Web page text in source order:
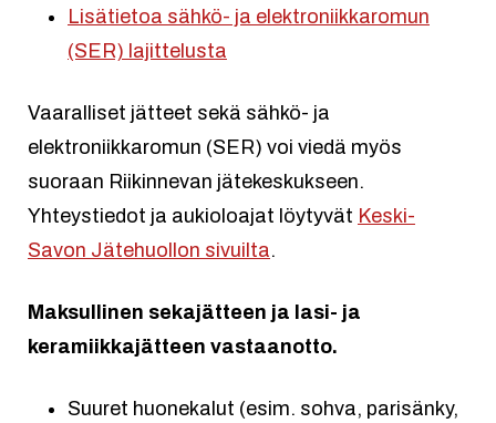
Lisätietoa sähkö- ja elektroniikkaromun
(SER) lajittelusta
Vaaralliset jätteet sekä sähkö- ja
elektroniikkaromun (SER) voi viedä myös
suoraan Riikinnevan jätekeskukseen.
Yhteystiedot ja aukioloajat löytyvät Keski-
Savon Jätehuollon sivuilta.
Maksullinen sekajätteen ja lasi- ja
keramiikkajätteen vastaanotto.
Suuret huonekalut (esim. sohva, parisänky,